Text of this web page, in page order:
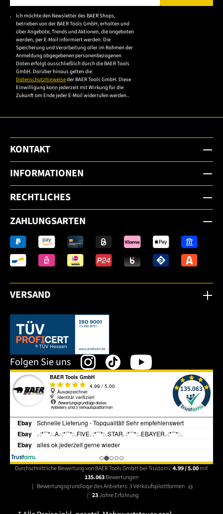
Bitte geben Sie eine gültige E-Mail-Adresse ein.
Ich möchte den Newsletter des BAER Shops,
betrieben von der BAER Tools GmbH, erhalten und
über Angebote, Trends und Aktionen, die angeboten
werden, per E-Mail informiert werden. Die
Speicherung und Verarbeitung aller im Rahmen der
Anmeldung abgegebenen personenbezogenen
Daten erfolgt ausschließlich durch die BAER Tools
GmbH. Darüber hinaus gelten die
Datenschutzhinweiseder BAER Tools GmbH. Diese
Einwilligung kann jederzeit mit Wirkung für die
Zukunft am Ende jeder E-Mail widerrufen werden..
KONTAKT
INFORMATIONEN
RECHTLICHES
ZAHLUNGSARTEN
VERSAND
Dieser Link öffnet sich in einem neuen Tab.
Folgen Sie uns
Durchschnittliche Bewertung von BAER Tools GmbH bei Trustami:4.99 / 5.00mit
135.063Bewertungen
| Bewertungsgrundlage des Anbieters: 3 Verkaufsplattformen
| 23Jahre Erfahrung